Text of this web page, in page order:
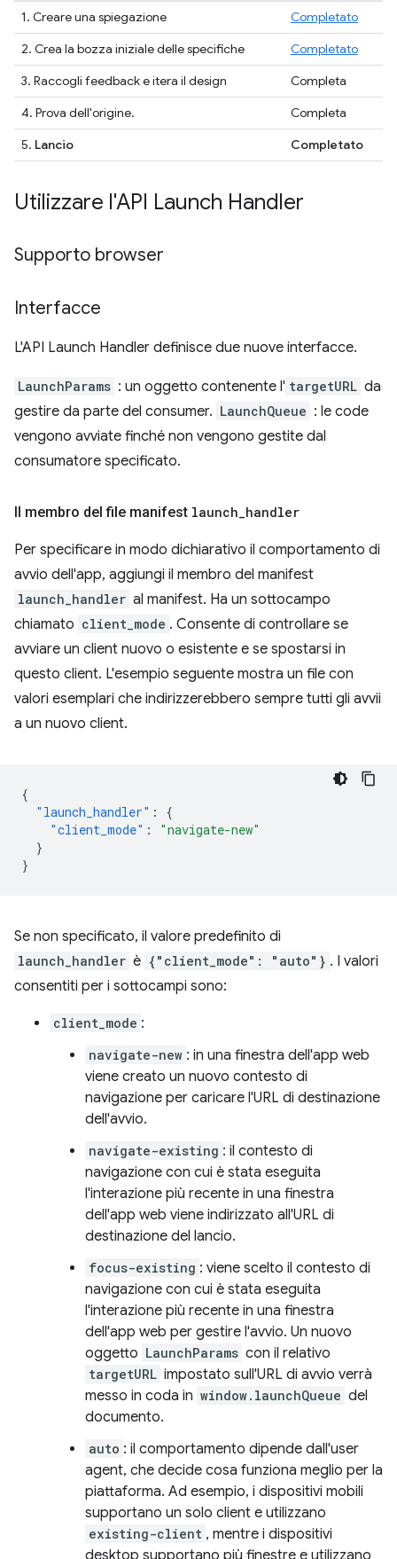
1. Creare una spiegazione
Completato
2. Crea la bozza iniziale delle specifiche
Completato
3. Raccogli feedback e itera il design
Completa
4. Prova dell'origine.
Completa
5. Lancio Completato
Utilizzare l'API Launch Handler
Supporto browser
Interfacce
L'API Launch Handler definisce due nuove interfacce.
LaunchParams : un oggetto contenente l' targetURL da
gestire da parte del consumer. LaunchQueue : le code
vengono avviate finché non vengono gestite dal
consumatore specificato.
Il membro del file manifest launch_handler
Per specificare in modo dichiarativo il comportamento di
avvio dell'app, aggiungi il membro del manifest
launch_handler al manifest. Ha un sottocampo
chiamato client_mode . Consente di controllare se
avviare un client nuovo o esistente e se spostarsi in
questo client. L'esempio seguente mostra un file con
valori esemplari che indirizzerebbero sempre tutti gli avvii
a un nuovo client.
{
"launch_handler" :
{
"client_mode" :
"navigate-new"
}
}
Se non specificato, il valore predefinito di
launch_handler è {"client_mode": "auto"} . I valori
consentiti per i sottocampi sono:
client_mode :
navigate-new : in una finestra dell'app web
viene creato un nuovo contesto di
navigazione per caricare l'URL di destinazione
dell'avvio.
navigate-existing : il contesto di
navigazione con cui è stata eseguita
l'interazione più recente in una finestra
dell'app web viene indirizzato all'URL di
destinazione del lancio.
focus-existing : viene scelto il contesto di
navigazione con cui è stata eseguita
l'interazione più recente in una finestra
dell'app web per gestire l'avvio. Un nuovo
oggetto LaunchParams con il relativo
targetURL impostato sull'URL di avvio verrà
messo in coda in window.launchQueue del
documento.
auto : il comportamento dipende dall'user
agent, che decide cosa funziona meglio per la
piattaforma. Ad esempio, i dispositivi mobili
supportano un solo client e utilizzano
existing-client , mentre i dispositivi
desktop supportano più finestre e utilizzano